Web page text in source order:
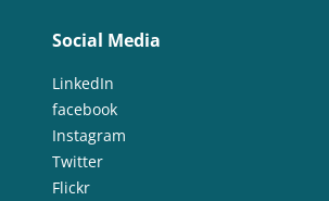
Social Media
LinkedIn
facebook
Instagram
Twitter
Flickr